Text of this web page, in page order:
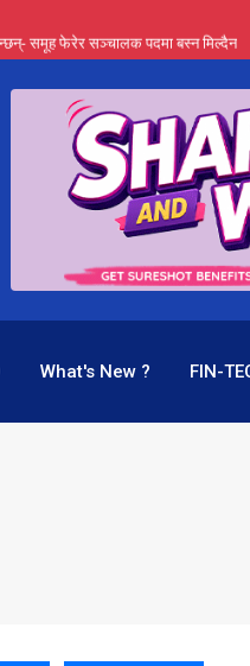
समूह फेरेर सञ्चालक पदमा बस्न मिल्दैन
पदमा दुई थरि तलब, वर्षमै ९२ हजार घाटा !
लाभांश दिने क्षमता
निरन्तर, राष्ट्र बैंक किन मौन ?
What's New ? FIN-